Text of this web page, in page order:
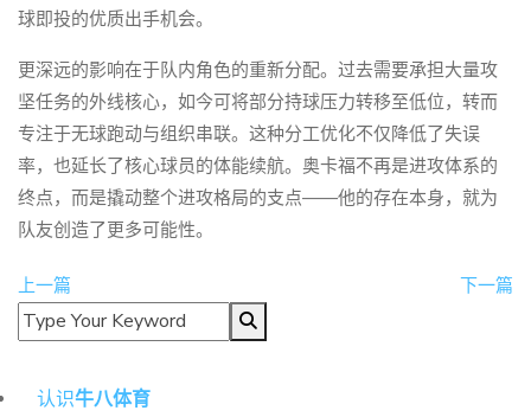
球即投的优质出手机会。
更深远的影响在于队内角色的重新分配。过去需要承担大量攻
坚任务的外线核心，如今可将部分持球压力转移至低位，转而
专注于无球跑动与组织串联。这种分工优化不仅降低了失误
率，也延长了核心球员的体能续航。奥卡福不再是进攻体系的
终点，而是撬动整个进攻格局的支点——他的存在本身，就为
队友创造了更多可能性。
上一篇 下一篇
认识⽜⼋体育